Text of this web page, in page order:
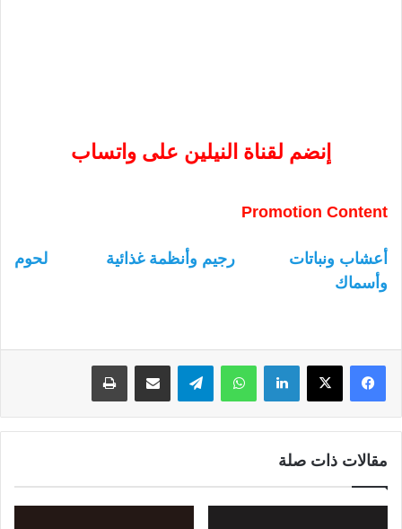
إنضم لقناة النيلين على واتساب
Promotion Content
أعشاب ونباتات رجيم وأنظمة غذائية
لحوم
وأسماك
لينكدإن واتساب
مقالات ذات صلة